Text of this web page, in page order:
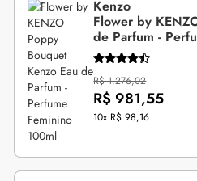
Kenzo
Flower by
de Parfum -
R$ 1.276,02
R$ 981,55
10x R$ 98,16